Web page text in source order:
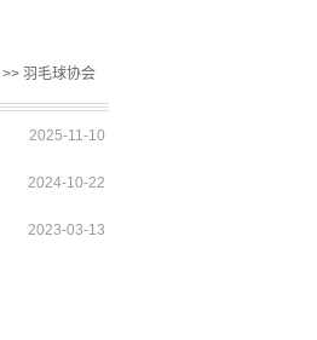
>> 羽毛球协会
2025-11-10
2024-10-22
2023-03-13